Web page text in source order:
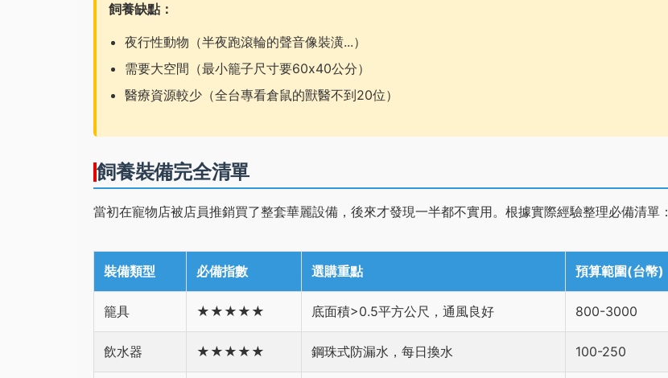
飼養缺點：
夜行性動物（半夜跑滾輪的聲音像裝潢...）
需要大空間（最小籠子尺寸要60x40公分）
醫療資源較少（全台專看倉鼠的獸醫不到20位）
飼養裝備完全清單
當初在寵物店被店員推銷買了整套華麗設備，後來才發現一半都不實用。根據實際經驗整理必備清單：
裝備類型 必備指數 選購重點 預算範圍(台幣)
籠具 ★★★★★ 底面積>0.5平方公尺，通風良好 800-3000
飲水器 ★★★★★ 鋼珠式防漏水，每日換水 100-250